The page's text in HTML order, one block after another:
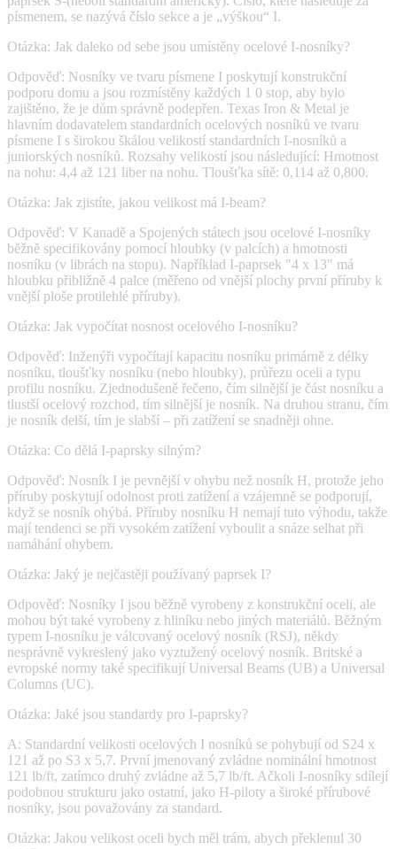
písmenem, se nazývá číslo sekce a je „výškou“ I.
Otázka: Jak daleko od sebe jsou umístěny ocelové I-nosníky?
Odpověď: Nosníky ve tvaru písmene I poskytují konstrukční
podporu domu a jsou rozmístěny každých 1 0 stop, aby bylo
zajištěno, že je dům správně podepřen. Texas Iron & Metal je
hlavním dodavatelem standardních ocelových nosníků ve tvaru
písmene I s širokou škálou velikostí standardních I-nosníků a
juniorských nosníků. Rozsahy velikostí jsou následující: Hmotnost
na nohu: 4,4 až 121 liber na nohu. Tloušťka sítě: 0,114 až 0,800.
Otázka: Jak zjistíte, jakou velikost má I-beam?
Odpověď: V Kanadě a Spojených státech jsou ocelové I-nosníky
běžně specifikovány pomocí hloubky (v palcích) a hmotnosti
nosníku (v librách na stopu). Například I-paprsek "4 x 13" má
hloubku přibližně 4 palce (měřeno od vnější plochy první příruby k
vnější ploše protilehlé příruby).
Otázka: Jak vypočítat nosnost ocelového I-nosníku?
Odpověď: Inženýři vypočítají kapacitu nosníku primárně z délky
nosníku, tloušťky nosníku (nebo hloubky), průřezu oceli a typu
profilu nosníku. Zjednodušeně řečeno, čím silnější je část nosníku a
tlustší ocelový rozchod, tím silnější je nosník. Na druhou stranu, čím
je nosník delší, tím je slabší – při zatížení se snadněji ohne.
Otázka: Co dělá I-paprsky silným?
Odpověď: Nosník I je pevnější v ohybu než nosník H, protože jeho
příruby poskytují odolnost proti zatížení a vzájemně se podporují,
když se nosník ohýbá. Příruby nosníku H nemají tuto výhodu, takže
mají tendenci se při vysokém zatížení vyboulit a snáze selhat při
namáhání ohybem.
Otázka: Jaký je nejčastěji používaný paprsek I?
Odpověď: Nosníky I jsou běžně vyrobeny z konstrukční oceli, ale
mohou být také vyrobeny z hliníku nebo jiných materiálů. Běžným
typem I-nosníku je válcovaný ocelový nosník (RSJ), někdy
nesprávně vykreslený jako vyztužený ocelový nosník. Britské a
evropské normy také specifikují Universal Beams (UB) a Universal
Columns (UC).
Otázka: Jaké jsou standardy pro I-paprsky?
A: Standardní velikosti ocelových I nosníků se pohybují od S24 x
121 až po S3 x 5,7. První jmenovaný zvládne nominální hmotnost
121 lb/ft, zatímco druhý zvládne až 5,7 lb/ft. Ačkoli I-nosníky sdílejí
podobnou strukturu jako ostatní, jako H-piloty a široké přírubové
nosníky, jsou považovány za standard.
Otázka: Jakou velikost oceli bych měl trám, abych překlenul 30